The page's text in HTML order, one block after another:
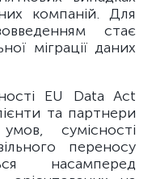
компаній. Для
стає
міграції даних
EU Data Act
та партнери
сумісності
переносу
насамперед